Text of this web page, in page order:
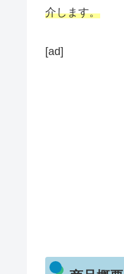
介します。
[ad]